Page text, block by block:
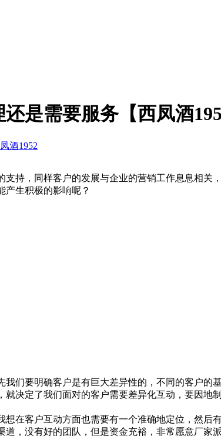
是需要服务【西凤酒
酒1952
支持，同样客户的发展与企业的营销工作息息相关
产生积极的影响呢？
要明确客户是有巨大差异性的，不同的客户的
决定了我们面对的客户需要差异化互动，要因
客户互动方面也需要有一个准确地定位，然后有
没有好的团队，但是资金充裕，非常愿意厂家